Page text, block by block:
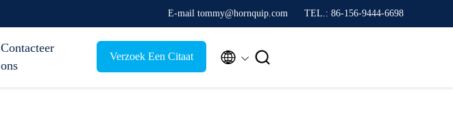
E-mail tommy@hornquip.com TEL.: 86-156-9444-6698
Contacteer
ons
Verzoek Een Citaat  